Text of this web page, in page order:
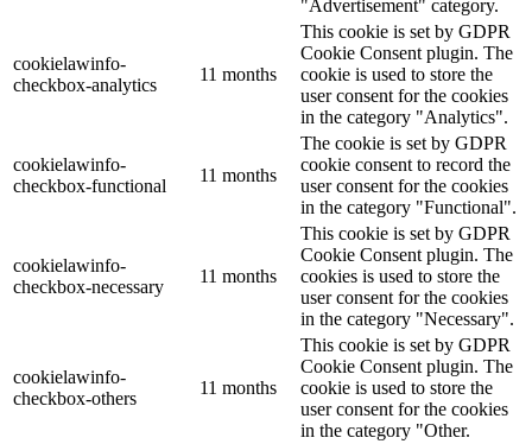
"Advertisement" category.
cookielawinfo-
checkbox-analytics
11 months
This cookie is set by GDPR
Cookie Consent plugin. The
cookie is used to store the
user consent for the cookies
in the category "Analytics".
cookielawinfo-
checkbox-functional
11 months
The cookie is set by GDPR
cookie consent to record the
user consent for the cookies
in the category "Functional".
cookielawinfo-
checkbox-necessary
11 months
This cookie is set by GDPR
Cookie Consent plugin. The
cookies is used to store the
user consent for the cookies
in the category "Necessary".
cookielawinfo-
checkbox-others
11 months
This cookie is set by GDPR
Cookie Consent plugin. The
cookie is used to store the
user consent for the cookies
in the category "Other.